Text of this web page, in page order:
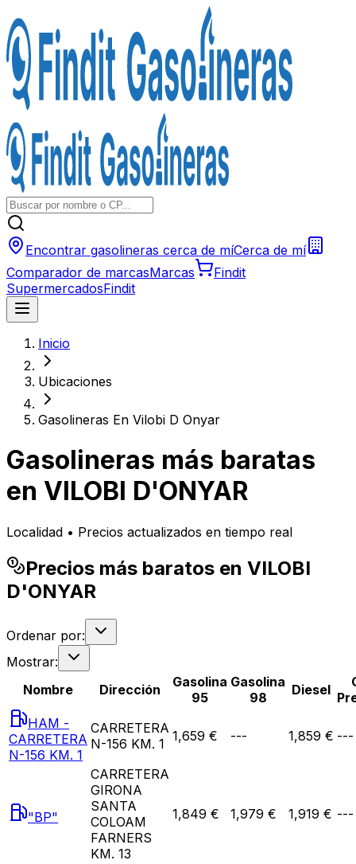
Encontrar gasolineras cerca de míCerca de mí
Comparador de marcasMarcas
Findit
SupermercadosFindit
Inicio
Ubicaciones
Gasolineras En Vilobi D Onyar
Gasolineras más baratas
en VILOBI D'ONYAR
Localidad • Precios actualizados en tiempo real
Precios más baratos en VILOBI
D'ONYAR
Ordenar por:
Mostrar:
Nombre
Dirección
Gasolina
95
Gasolina
98
Diesel
HAM -
CARRETERA
N-156 KM. 1
CARRETERA
N-156 KM. 1 1,659 € --- 1,859 € ---
"BP"
CARRETERA
GIRONA
SANTA
COLOAM
FARNERS
KM. 13
1,849 € 1,979 € 1,919 € ---